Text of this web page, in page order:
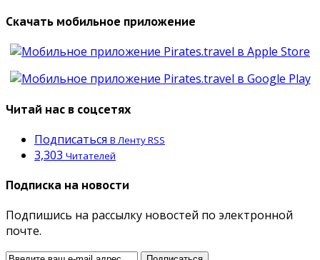
Скачать мобильное приложение
Читай нас в соцсетях
Подписаться В Ленту RSS
3,303 Читателей
Подписка на новости
Подпишись на рассылку новостей по электронной
почте.